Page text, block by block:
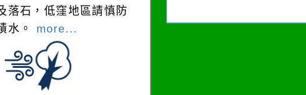
落石，低窪地區請慎防
水。 more...